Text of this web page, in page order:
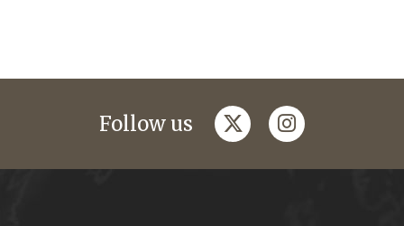
Follow us twitterinstagram